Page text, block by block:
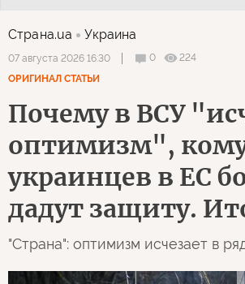
Страна.ua Украина
07 августа 2026 16:30 0
224
ОРИГИНАЛ СТАТЬИ
Почему в ВСУ
оптимизм",
украинцев в ЕС
дадут защиту.
"Страна": оптимизм исчезает в